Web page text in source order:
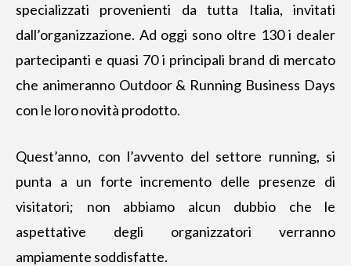
specializzati provenienti da tutta Italia, invitati
dall’organizzazione. Ad oggi sono oltre 130 i dealer
partecipanti e quasi 70 i principali brand di mercato
che animeranno Outdoor & Running Business Days
con le loro novità prodotto.
Quest’anno, con l’avvento del settore running, si
punta a un forte incremento delle presenze di
visitatori; non abbiamo alcun dubbio che le
aspettative degli organizzatori verranno
ampiamente soddisfatte.